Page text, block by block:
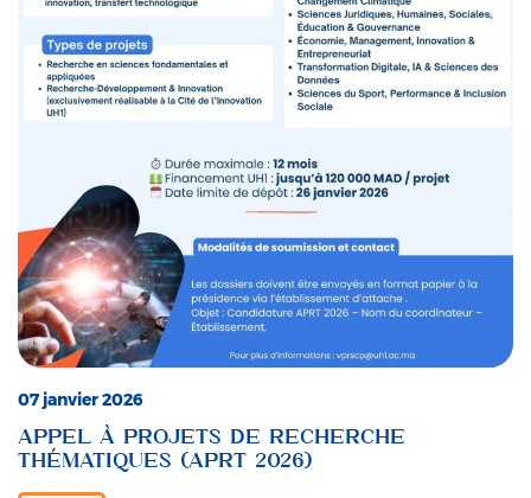
07 janvier 2026
APPEL À PROJETS DE RECHERCHE
THÉMATIQUES (APRT 2026)